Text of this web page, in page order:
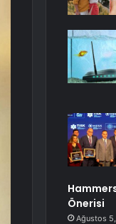
Önerisi
Ağustos